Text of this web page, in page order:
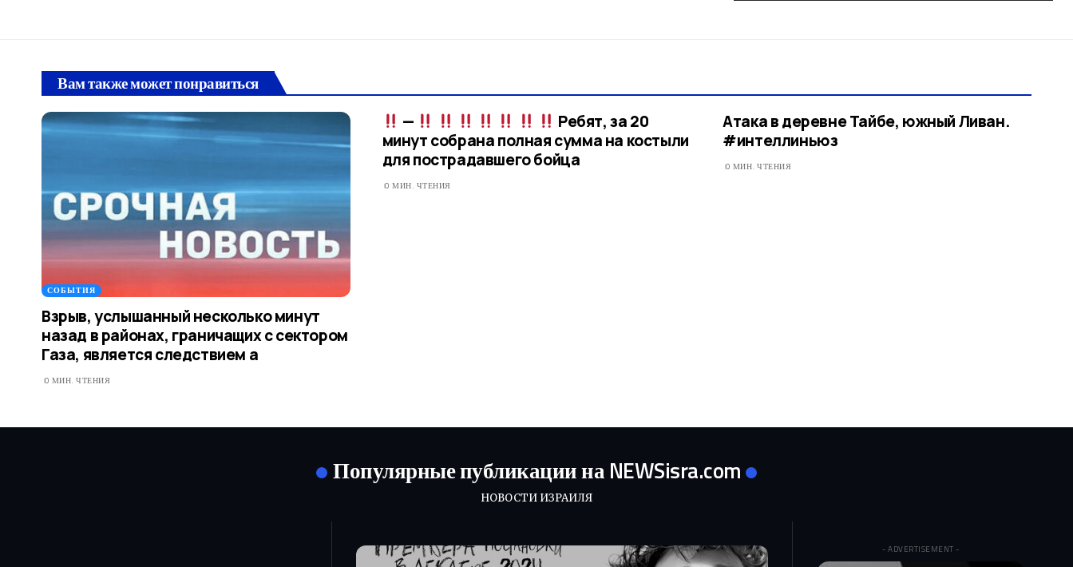
Вам также может понравиться
СОБЫТИЯ
Взрыв, услышанный несколько минут
назад в районах, граничащих с сектором
Газа, является следствием а
0 МИН. ЧТЕНИЯ
—
Ребят, за 20
минут собрана полная сумма на костыли
для пострадавшего бойца
0 МИН. ЧТЕНИЯ
Атака в деревне Тайбе, южный Ливан.
#интеллиньюз
0 МИН. ЧТЕНИЯ
Популярные публикации на NEWSisra.com
НОВОСТИ ИЗРАИЛЯ
- ADVERTISEMENT -